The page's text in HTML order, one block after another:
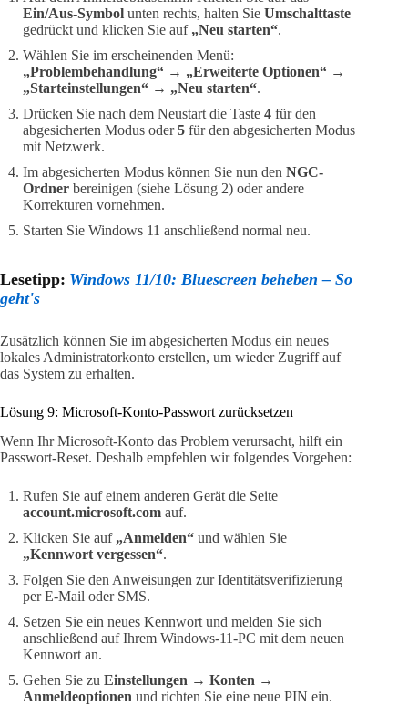
Ein/Aus-Symbol unten rechts, halten Sie Umschalttaste
gedrückt und klicken Sie auf „Neu starten“.
Wählen Sie im erscheinenden Menü:
„Problembehandlung“ → „Erweiterte Optionen“ →
„Starteinstellungen“ → „Neu starten“.
Drücken Sie nach dem Neustart die Taste 4 für den
abgesicherten Modus oder5 für den abgesicherten Modus
mit Netzwerk.
Im abgesicherten Modus können Sie nun den NGC-
Ordner bereinigen (siehe Lösung 2) oder andere
Korrekturen vornehmen.
Starten Sie Windows 11 anschließend normal neu.
Lesetipp: Windows 11/10: Bluescreen beheben – So
geht's
Zusätzlich können Sie im abgesicherten Modus ein neues
lokales Administratorkonto erstellen, um wieder Zugriff auf
das System zu erhalten.
Lösung 9: Microsoft-Konto-Passwort zurücksetzen
Wenn Ihr Microsoft-Konto das Problem verursacht, hilft ein
Passwort-Reset. Deshalb empfehlen wir folgendes Vorgehen:
Rufen Sie auf einem anderen Gerät die Seite
account.microsoft.com auf.
Klicken Sie auf „Anmelden“ und wählen Sie
„Kennwort vergessen“.
Folgen Sie den Anweisungen zur Identitätsverifizierung
per E-Mail oder SMS.
Setzen Sie ein neues Kennwort und melden Sie sich
anschließend auf Ihrem Windows-11-PC mit dem neuen
Kennwort an.
Gehen Sie zu Einstellungen → Konten →
Anmeldeoptionen und richten Sie eine neue PIN ein.